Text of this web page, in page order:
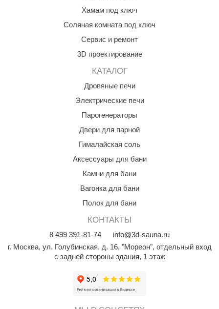
Хамам под ключ
Соляная комната под ключ
Сервис и ремонт
3D проектирование
КАТАЛОГ
Дровяные печи
Электрические печи
Парогенераторы
Двери для парной
Гималайская соль
Аксессуары для бани
Камни для бани
Вагонка для бани
Полок для бани
КОНТАКТЫ
8 499 391-81-74
info@3d-sauna.ru
г. Москва, ул. Голубинская, д. 16, "Мореон", отдельный вход
с задней стороны здания, 1 этаж